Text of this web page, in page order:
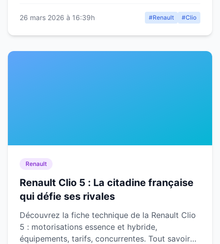
26 mars 2026 à 16:39h #Renault #Clio
Renault
Renault Clio 5 : La citadine française
qui défie ses rivales
Découvrez la fiche technique de la Renault Clio
5 : motorisations essence et hybride,
équipements, tarifs, concurrentes. Tout savoir